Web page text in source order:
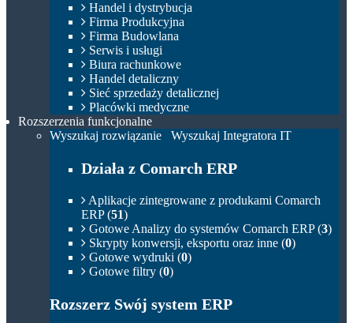
Handel i dystrybucja
Firma Produkcyjna
Firma Budowlana
Serwis i usługi
Biura rachunkowe
Handel detaliczny
Sieć sprzedaży detalicznej
Placówki medyczne
Rozszerzenia funkcjonalne
Wyszukaj rozwiązanie
Wyszukaj Integratora IT
Działa z Comarch ERP
Aplikacje zintegrowane z produkami Comarch
ERP (51)
Gotowe Analizy do systemów Comarch ERP (3)
Skrypty konwersji, eksportu oraz inne (0)
Gotowe wydruki (0)
Gotowe filtry (0)
Rozszerz Swój system ERP